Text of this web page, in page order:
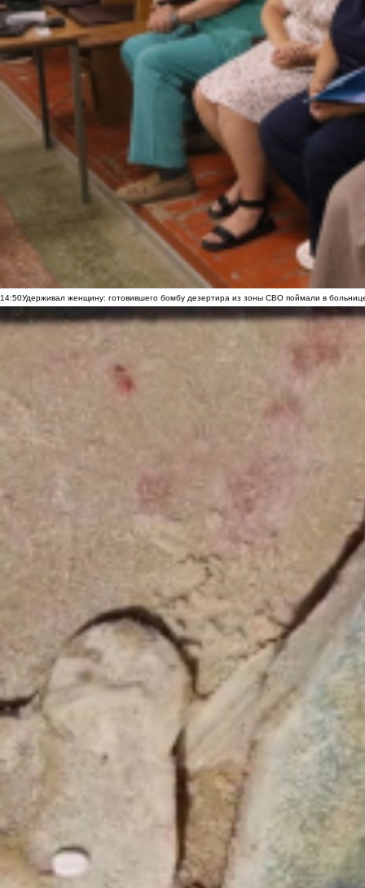
14:50Удерживал женщину: готовившего бомбу дезертира из зоны СВО поймали в